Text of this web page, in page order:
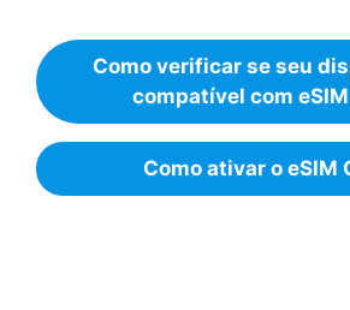
Como verificar se seu
compatível com
Como ativar o eSIM